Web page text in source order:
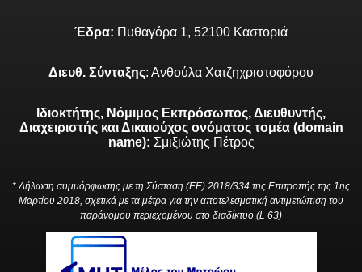
Έδρα: Πυθαγόρα 1, 52100 Καστοριά
Διευθ. Σύνταξης: Ανθούλα Χατζηχριστοφόρου
Ιδιοκτήτης, Νόμιμος Εκπρόσωπος, Διευθυντής,
Διαχειριστής και Δικαιούχος ονόματος τομέα (domain
name): Σμιξιώτης Πέτρος
* Δήλωση συμμόρφωσης με τη Σύσταση (ΕΕ) 2018/334 της Επιτροπής της 1ης
Μαρτίου 2018, σχετικά με τα μέτρα για την αποτελεσματική αντιμετώπιση του
παράνομου περιεχομένου στο διαδίκτυο (L 63)